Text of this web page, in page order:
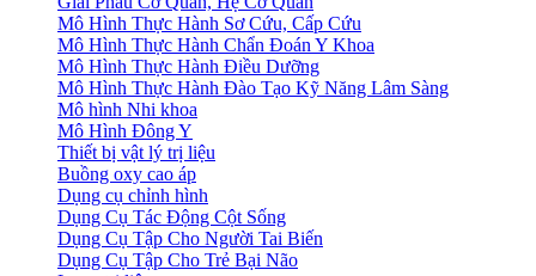
Mô Hình Thực Hành Sơ Cứu, Cấp Cứu
Mô Hình Thực Hành Chẩn Đoán Y Khoa
Mô Hình Thực Hành Điều Dưỡng
Mô Hình Thực Hành Đào Tạo Kỹ Năng Lâm Sàng
Mô hình Nhi khoa
Mô Hình Đông Y
Thiết bị vật lý trị liệu
Buồng oxy cao áp
Dụng cụ chỉnh hình
Dụng Cụ Tác Động Cột Sống
Dụng Cụ Tập Cho Người Tai Biến
Dụng Cụ Tập Cho Trẻ Bại Não